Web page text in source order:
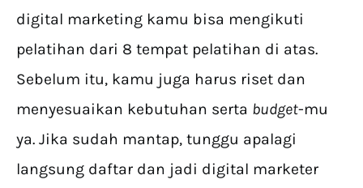
digital marketing kamu bisa mengikuti
pelatihan dari 8 tempat pelatihan di atas.
Sebelum itu, kamu juga harus riset dan
menyesuaikan kebutuhan serta budget-mu
ya. Jika sudah mantap, tunggu apalagi
langsung daftar dan jadi digital marketer